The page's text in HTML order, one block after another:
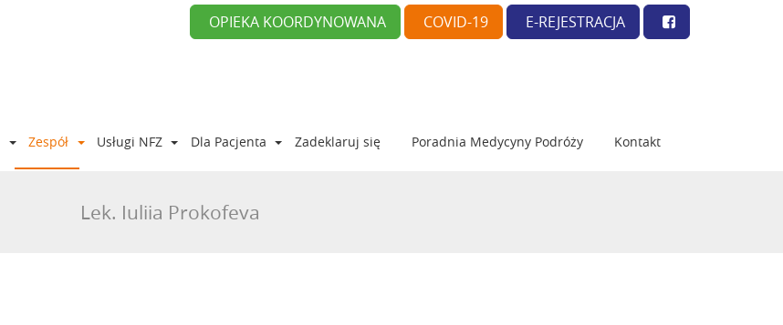
OPIEKA KOORDYNOWANA COVID-19 E-REJESTRACJA
Zespół Usługi NFZ Dla Pacjenta Zadeklaruj się Poradnia Medycyny Podróży Kontakt
Lek. Iuliia Prokofeva